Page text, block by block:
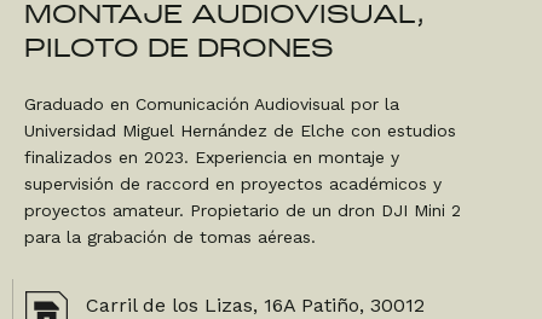
MONTAJE AUDIOVISUAL,
PILOTO DE DRONES
Graduado en Comunicación Audiovisual por la
Universidad Miguel Hernández de Elche con estudios
finalizados en 2023. Experiencia en montaje y
supervisión de raccord en proyectos académicos y
proyectos amateur. Propietario de un dron DJI Mini 2
para la grabación de tomas aéreas.
Carril de los Lizas, 16A Patiño, 30012